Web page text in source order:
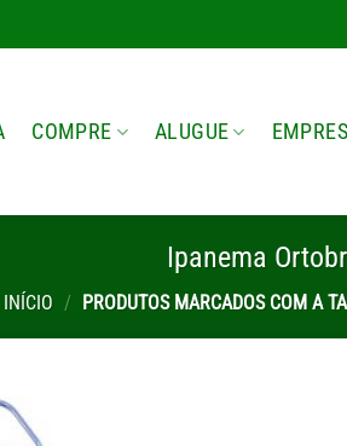
COMPRE ALUGUE
Ipanema
INÍCIO / PRODUTOS MARCADOS COM A